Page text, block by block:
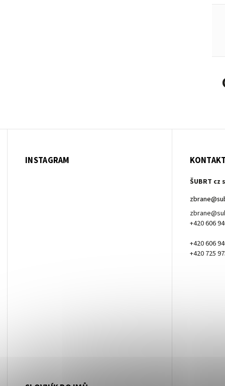
INSTAGRAM KONTAKT
ŠUBRT cz
zbrane@
+420 606
+420 606
+420 725